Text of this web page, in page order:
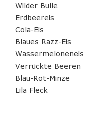
Wilder Bulle
Erdbeereis
Cola-Eis
Blaues Razz-Eis
Wassermeloneneis
Verrückte Beeren
Blau-Rot-Minze
Lila Fleck